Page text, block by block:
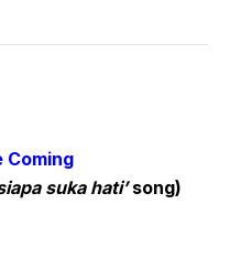
Coming
suka hati’song)